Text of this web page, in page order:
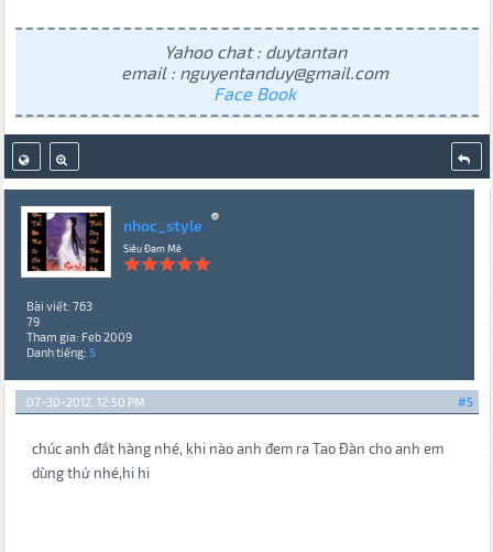
Yahoo chat : duytantan
email : nguyentanduy@gmail.com
Face Book
nhoc_style
Siêu Đam Mê
Bài viết: 763
79
Tham gia: Feb 2009
Danh tiếng: 5
#5
07-30-2012, 12:50 PM
chúc anh đắt hàng nhé, khi nào anh đem ra Tao Đàn cho anh em
dùng thử nhé,hi hi